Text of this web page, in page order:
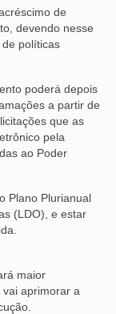
de
devendo nesse
políticas
poderá depois
a partir de
que as
pela
ao Poder
Plano Plurianual
(LDO), e estar
maior
aprimorar a